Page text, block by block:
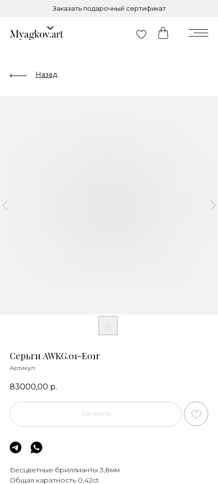
Заказать подарочный сертификат
Назад
Серьги AWKG.01-E01r
Артикул:
83000,00 р.
Заказать
Бесцветные бриллианты 3,8мм
Общая каратность 0,42ct